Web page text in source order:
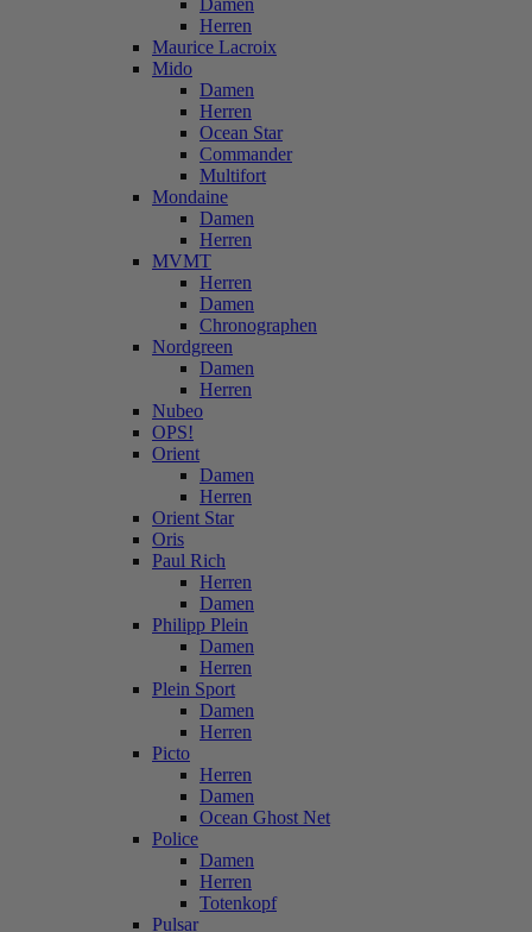
Damen
Herren
Maurice Lacroix
Mido
Damen
Herren
Ocean Star
Commander
Multifort
Mondaine
Damen
Herren
MVMT
Herren
Damen
Chronographen
Nordgreen
Damen
Herren
Nubeo
OPS!
Orient
Damen
Herren
Orient Star
Oris
Paul Rich
Herren
Damen
Philipp Plein
Damen
Herren
Plein Sport
Damen
Herren
Picto
Herren
Damen
Ocean Ghost Net
Police
Damen
Herren
Totenkopf
Pulsar